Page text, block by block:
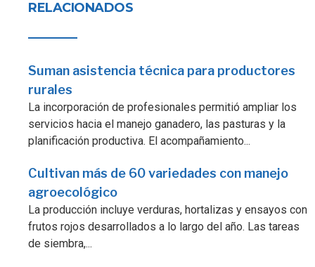
RELACIONADOS
Suman asistencia técnica para productores
rurales
La incorporación de profesionales permitió ampliar los
servicios hacia el manejo ganadero, las pasturas y la
planificación productiva. El acompañamiento...
Cultivan más de 60 variedades con manejo
agroecológico
La producción incluye verduras, hortalizas y ensayos con
frutos rojos desarrollados a lo largo del año. Las tareas
de siembra,...